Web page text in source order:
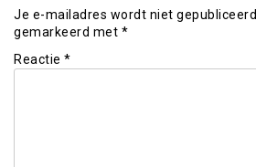
Je e-mailadres wordt niet gepubliceerd.
gemarkeerd met *
Reactie *